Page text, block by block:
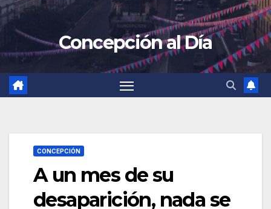
Concepción al Día
CONCEPCIÓN
A un mes de su
desaparición, nada se